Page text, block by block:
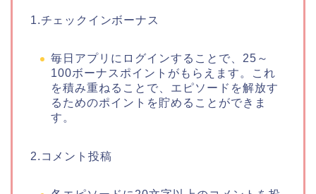
1.チェックインボーナス
毎日アプリにログインすることで、25～
100ボーナスポイントがもらえます。これ
を積み重ねることで、エピソードを解放す
るためのポイントを貯めることができま
す。
2.コメント投稿